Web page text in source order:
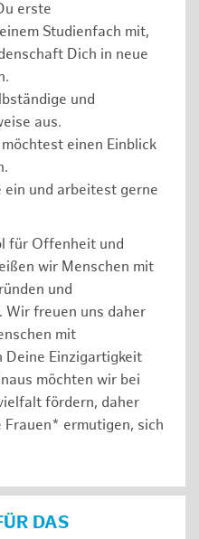
erste
Studienfach mit,
Dich in neue
und
aus.
einen Einblick
und arbeitest gerne
für Offenheit und
wir Menschen mit
und
Wir freuen uns daher
mit
Deine Einzigartigkeit
möchten wir bei
fördern, daher
ermutigen, sich
DAS